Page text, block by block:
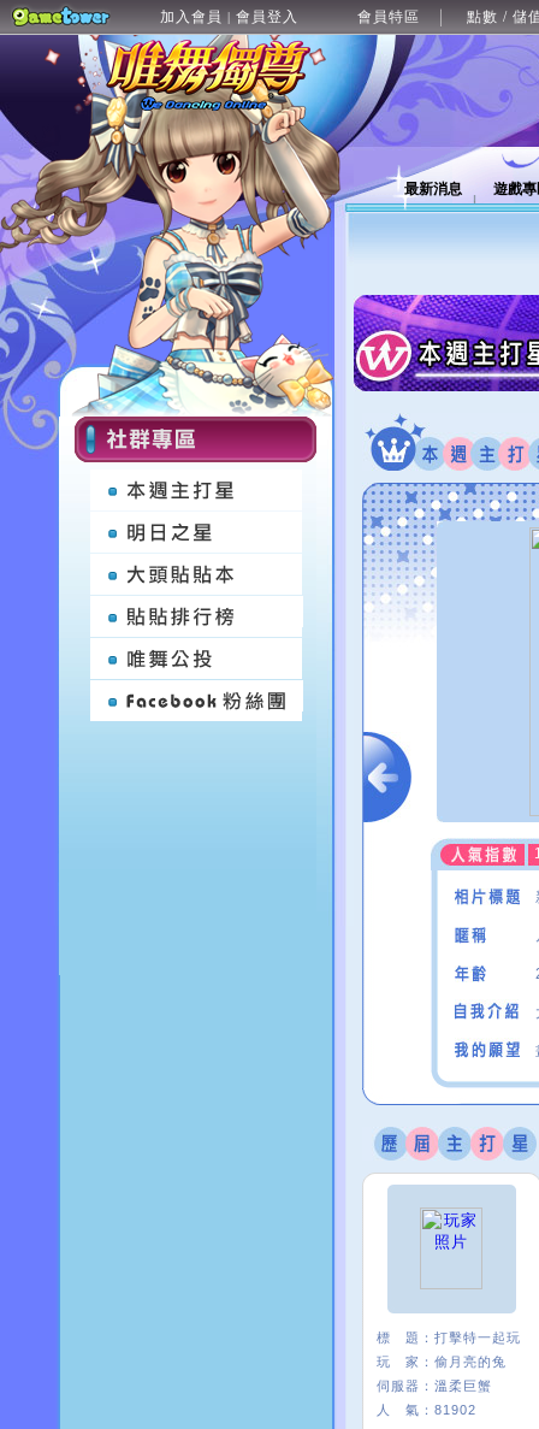
加入會員 | 會員登入 會員特區 點數 / 儲
最新消息 遊戲
標 題： 打擊特一起玩
玩 家： 偷月亮的兔
伺服器： 溫柔巨蟹
人 氣： 81902